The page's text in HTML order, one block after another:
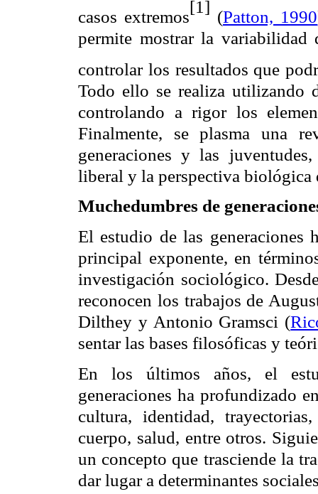
casos extremos
[1]
(Patton, 1990
permite mostrar la
controlar los resultados que
Todo ello se realiza utilizando
controlando a rigor los
Finalmente, se plasma una
generaciones y las
liberal y la perspectiva biológica
Muchedumbres de
El estudio de las
principal exponente, en
investigación sociológico.
reconocen los trabajos de
Dilthey y Antonio Gramsci (
sentar las bases filosóficas y
En los últimos años, el
generaciones ha profundizado
cultura, identidad,
cuerpo, salud, entre otros.
un concepto que trasciende la
dar lugar a determinantes